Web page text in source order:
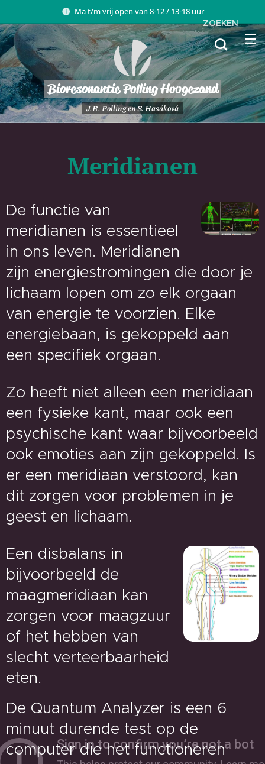
Ma t/m vrij open van 8-12 / 13-18 uur
Bioresonantie Polling Hoogezand
J.R. Polling en S. Hasáková
ZOEKEN
Meridianen
De functie van
meridianen is essentieel
in ons leven. Meridianen
zijn energiestromingen die door je
lichaam lopen om zo elk orgaan
van energie te voorzien. Elke
energiebaan, is gekoppeld aan
een specifiek orgaan.
Zo heeft niet alleen een meridiaan
een fysieke kant, maar ook een
psychische kant waar bijvoorbeeld
ook emoties aan zijn gekoppeld. Is
er een meridiaan verstoord, kan
dit zorgen voor problemen in je
geest en lichaam.
Een disbalans in
bijvoorbeeld de
maagmeridiaan kan
zorgen voor maagzuur
of het hebben van
slecht verteerbaarheid
eten.
De Quantum Analyzer is een 6
minuut durende test op de
computer die het functioneren